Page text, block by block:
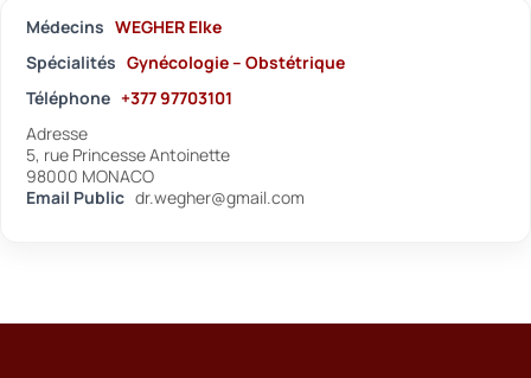
Médecins WEGHER Elke
Spécialités Gynécologie – Obstétrique
Téléphone +377 97703101
Adresse
5, rue Princesse Antoinette
98000 MONACO
Email Public dr.wegher@gmail.com